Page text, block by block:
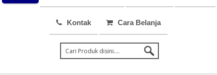
Kontak Cara Belanja